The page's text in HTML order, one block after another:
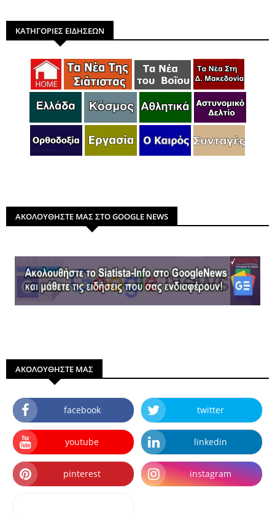
ΚΑΤΗΓΟΡΙΕΣ ΕΙΔΗΣΕΩΝ
ΑΚΟΛΟΥΘΗΣΤΕ ΜΑΣ ΣΤΟ GOOGLE NEWS
ΑΚΟΛΟΥΘΗΣΤΕ ΜΑΣ
facebook twitter
youtube linkedin
pinterest instagram